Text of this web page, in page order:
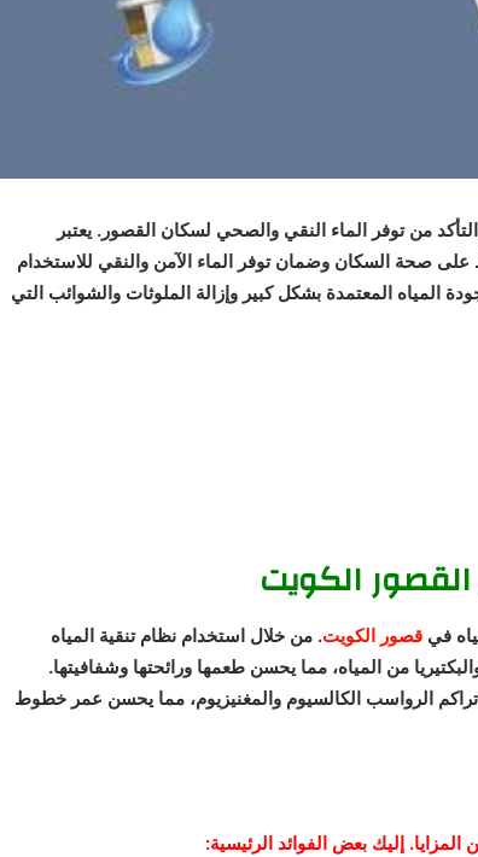
من توفر الماء النقي والصحي لسكان القصور. يعتبر
على صحة السكان وضمان توفر الماء الآمن والنقي للاستخدام
المياه المعتمدة بشكل كبير وإزالة الملوثات والشوائب التي
الكويت
في قصور الكويت. من خلال استخدام نظام تنقية المياه
من المياه، مما يحسن طعمها ورائحتها وشفافيتها.
تراكم الرواسب الكالسيوم والمغنيزيوم، مما يحسن عمر خطوط
إليك بعض الفوائد الرئيسية: